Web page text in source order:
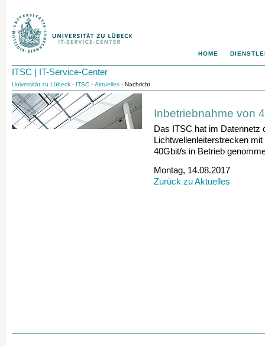
HOME
ITSC | IT-Service-Center
Universität zu Lübeck - ITSC - Aktuelles - Nachricht
Inbetriebnahme von
Das ITSC hat im Datennetz
Lichtwellenleiterstrecken
40Gbit/s in Betrieb
Montag, 14.08.2017
Zurück zu Aktuelles